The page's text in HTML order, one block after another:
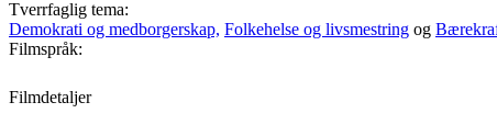
Tverrfaglig tema:
Demokrati og medborgerskap, Folkehelse og livsmestring og
Filmspråk:
Filmdetaljer